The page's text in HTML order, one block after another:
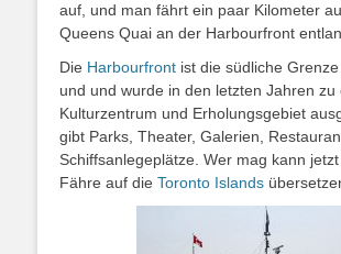
auf, und man fährt ein paar Kilometer
Queens Quai an der Harbourfront
Die Harbourfront ist die südliche
und und wurde in den letzten Jahren zu
Kulturzentrum und Erholungsgebiet
gibt Parks, Theater, Galerien,
Schiffsanlegeplätze. Wer mag kann
Fähre auf die Toronto Islands